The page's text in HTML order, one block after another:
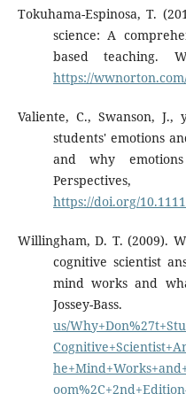
Tokuhama-Espinosa, T.
science: A
based teaching.
https://
Valiente, C., Swanson,
students' emotions
and why
https://doi.org/
Willingham, D. T. (2009).
cognitive scientist
mind works and
Jossey-
us/